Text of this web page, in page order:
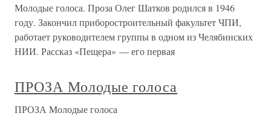
Молодые голоса. Проза Олег Шатков родился в 1946
году. Закончил приборостроительный факультет ЧПИ,
работает руководителем группы в одном из Челябинских
НИИ. Рассказ «Пещера» — его первая
ПРОЗА Молодые голоса
ПРОЗА Молодые голоса